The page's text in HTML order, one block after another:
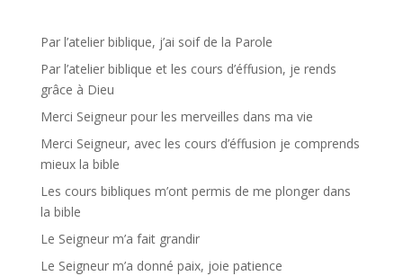
Par l’atelier biblique, j’ai soif de la Parole
Par l’atelier biblique et les cours d’éffusion, je rends
grâce à Dieu
Merci Seigneur pour les merveilles dans ma vie
Merci Seigneur, avec les cours d’éffusion je comprends
mieux la bible
Les cours bibliques m’ont permis de me plonger dans
la bible
Le Seigneur m’a fait grandir
Le Seigneur m’a donné paix, joie patience